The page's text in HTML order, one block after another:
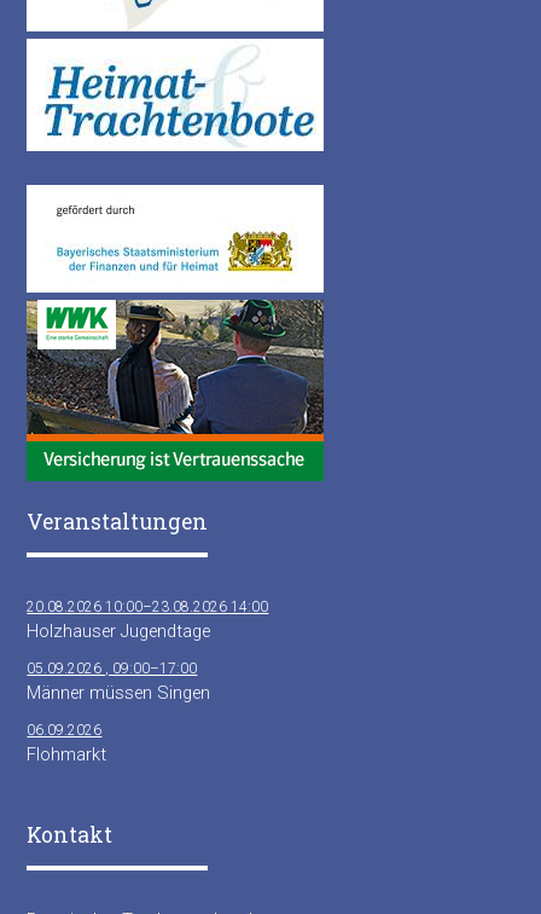
Veranstaltungen
20.08.2026 10:00–23.08.2026 14:00
Holzhauser Jugendtage
05.09.2026 , 09:00–17:00
Männer müssen Singen
06.09.2026
Flohmarkt
Kontakt